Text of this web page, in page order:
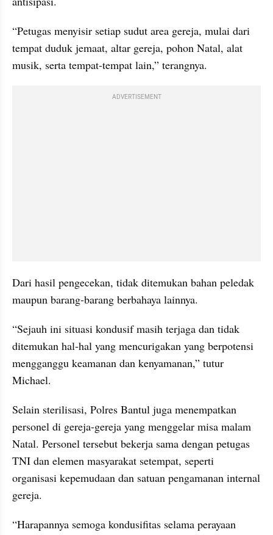
“Petugas menyisir setiap sudut area gereja, mulai dari
tempat duduk jemaat, altar gereja, pohon Natal, alat
musik, serta tempat-tempat lain,” terangnya.
ADVERTISEMENT
Dari hasil pengecekan, tidak ditemukan bahan peledak
maupun barang-barang berbahaya lainnya.
“Sejauh ini situasi kondusif masih terjaga dan tidak
ditemukan hal-hal yang mencurigakan yang berpotensi
mengganggu keamanan dan kenyamanan,” tutur
Michael.
Selain sterilisasi, Polres Bantul juga menempatkan
personel di gereja-gereja yang menggelar misa malam
Natal. Personel tersebut bekerja sama dengan petugas
TNI dan elemen masyarakat setempat, seperti
organisasi kepemudaan dan satuan pengamanan internal
gereja.
“Harapannya semoga kondusifitas selama perayaan